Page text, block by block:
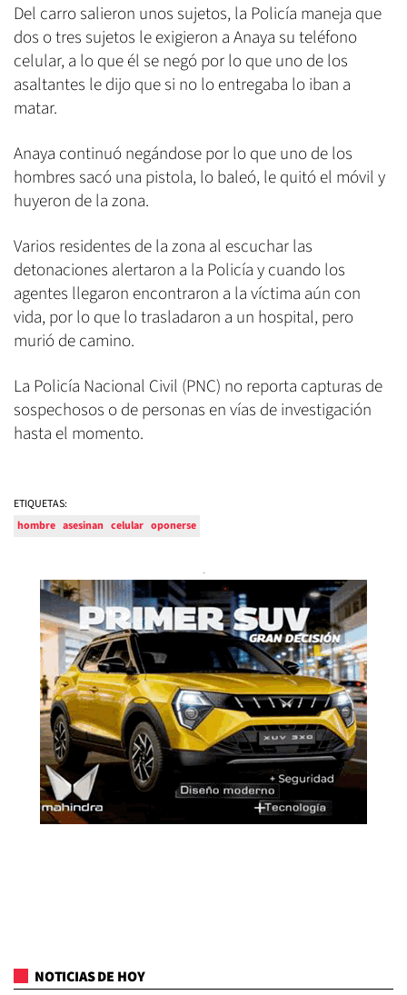
Del carro salieron unos sujetos, la Policía maneja que
dos o tres sujetos le exigieron a Anaya su teléfono
celular, a lo que él se negó por lo que uno de los
asaltantes le dijo que si no lo entregaba lo iban a
matar.
Anaya continuó negándose por lo que uno de los
hombres sacó una pistola, lo baleó, le quitó el móvil y
huyeron de la zona.
Varios residentes de la zona al escuchar las
detonaciones alertaron a la Policía y cuando los
agentes llegaron encontraron a la víctima aún con
vida, por lo que lo trasladaron a un hospital, pero
murió de camino.
La Policía Nacional Civil (PNC) no reporta capturas de
sospechosos o de personas en vías de investigación
hasta el momento.
ETIQUETAS:
hombre asesinan celular oponerse
NOTICIAS DE HOY